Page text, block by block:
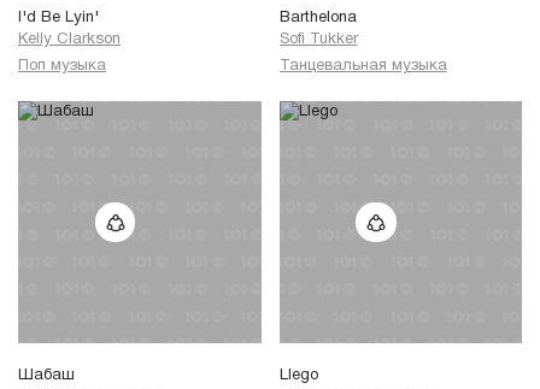
I'd Be Lyin'
Kelly Clarkson
Поп музыка
Barthelona
Sofi Tukker
Танцевальная музыка
Шабаш
Llego